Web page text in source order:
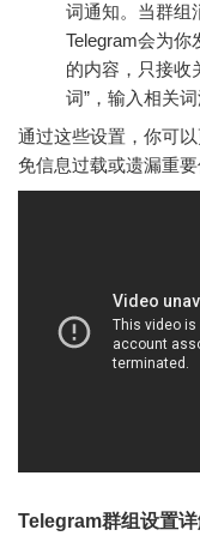
词通知。当群组
Telegram会为
的内容，只接收
词”，输入相关
通过这些设置，你可
免信息过载或遗漏重要
Telegram群组设置